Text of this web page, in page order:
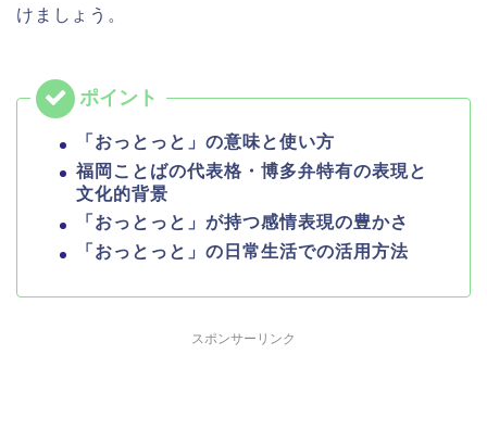
けましょう。
「おっとっと」の意味と使い方
福岡ことばの代表格・博多弁特有の表現と
文化的背景
「おっとっと」が持つ感情表現の豊かさ
「おっとっと」の日常生活での活用方法
スポンサーリンク